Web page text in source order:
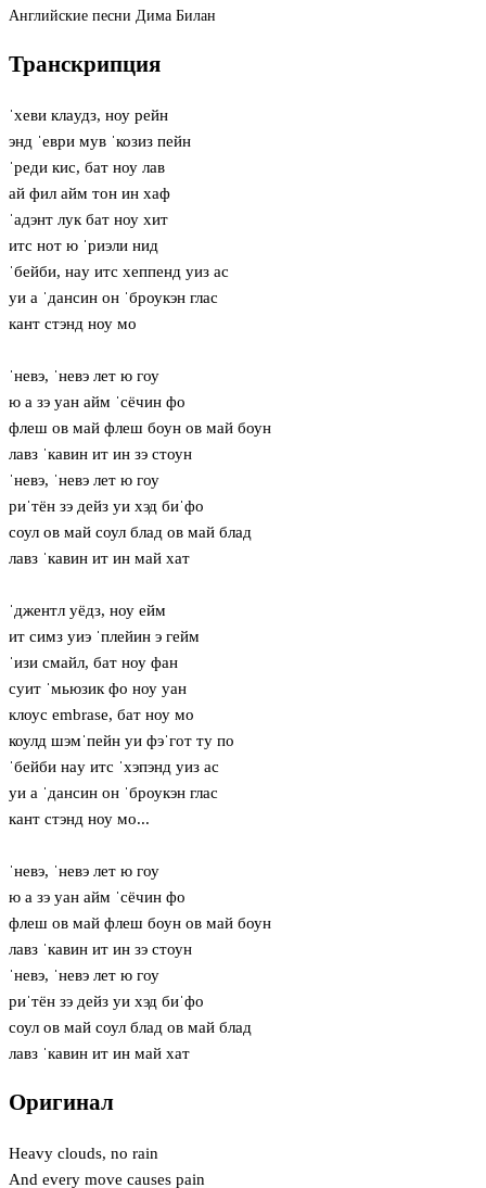
Английские песни Дима Билан
Транскрипция
ˈхеви клaудз, ноу рейн
энд ˈеври мув ˈкозиз пейн
ˈреди кис, бат ноу лав
ай фил айм тон ин хаф
ˈадэнт лук бат ноу хит
итс нот ю ˈриэли нид
ˈбейби, нaу итс хеппенд уиз ас
уи а ˈдансин он ˈброукэн глас
кант стэнд ноу мо
ˈневэ, ˈневэ лет ю гоу
ю а зэ уан айм ˈсёчин фо
флеш ов май флеш боун ов май боун
лавз ˈкавин ит ин зэ стоун
ˈневэ, ˈневэ лет ю гоу
риˈтён зэ дейз уи хэд биˈфо
соул ов май соул блад ов май блад
лавз ˈкавин ит ин май хат
ˈджентл уёдз, ноу ейм
ит симз уиэ ˈплейин э гейм
ˈизи смайл, бат ноу фан
суит ˈмьюзик фо ноу уан
клоус embrase, бат ноу мо
коулд шэмˈпейн уи фэˈгот ту по
ˈбейби нaу итс ˈхэпэнд уиз ас
уи а ˈдансин он ˈброукэн глас
кант стэнд ноу мо...
ˈневэ, ˈневэ лет ю гоу
ю а зэ уан айм ˈсёчин фо
флеш ов май флеш боун ов май боун
лавз ˈкавин ит ин зэ стоун
ˈневэ, ˈневэ лет ю гоу
риˈтён зэ дейз уи хэд биˈфо
соул ов май соул блад ов май блад
лавз ˈкавин ит ин май хат
Оригинал
Heavy clouds, no rain
And every move causes pain